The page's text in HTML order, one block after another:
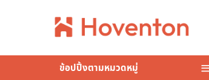
ข้อปปิ้งตามหมวดหมู่